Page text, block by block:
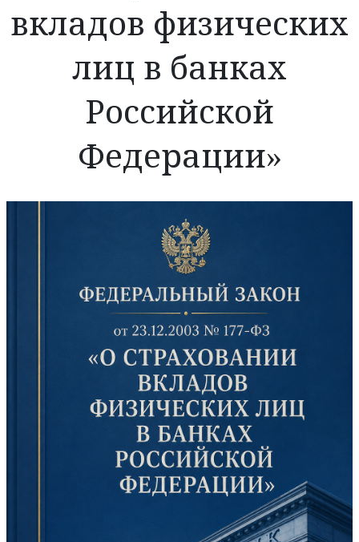
вкладов физических
лиц в банках
Российской
Федерации»